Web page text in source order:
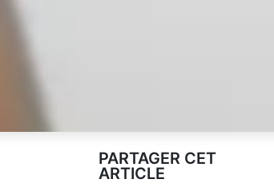
PARTAGER CET
ARTICLE